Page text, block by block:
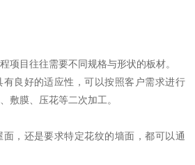
项目往往需要不同规格与形状的板材。
良好的适应性，可以按照客户需求进行
敷膜、压花等二次加工。
，还是要求特定花纹的墙面，都可以通